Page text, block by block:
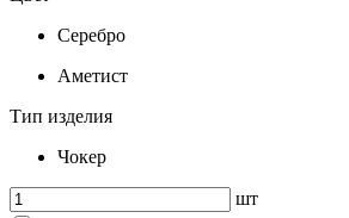
Серебро
Аметист
Тип изделия
Чокер
шт